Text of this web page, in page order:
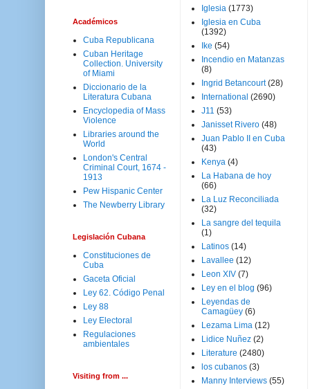
Académicos
Cuba Republicana
Cuban Heritage
Collection. University
of Miami
Diccionario de la
Literatura Cubana
Encyclopedia of Mass
Violence
Libraries around the
World
London's Central
Criminal Court, 1674 -
1913
Pew Hispanic Center
The Newberry Library
Legislación Cubana
Constituciones de
Cuba
Gaceta Oficial
Ley 62. Código Penal
Ley 88
Ley Electoral
Regulaciones
ambientales
Visiting from ...
Iglesia (1773)
Iglesia en Cuba
(1392)
Ike (54)
Incendio en Matanzas
(8)
Ingrid Betancourt (28)
International (2690)
J11 (53)
Janisset Rivero (48)
Juan Pablo II en Cuba
(43)
Kenya (4)
La Habana de hoy
(66)
La Luz Reconciliada
(32)
La sangre del tequila
(1)
Latinos (14)
Lavallee (12)
Leon XIV (7)
Ley en el blog (96)
Leyendas de
Camagüey (6)
Lezama Lima (12)
Lidice Nuñez (2)
Literature (2480)
los cubanos (3)
Manny Interviews (55)